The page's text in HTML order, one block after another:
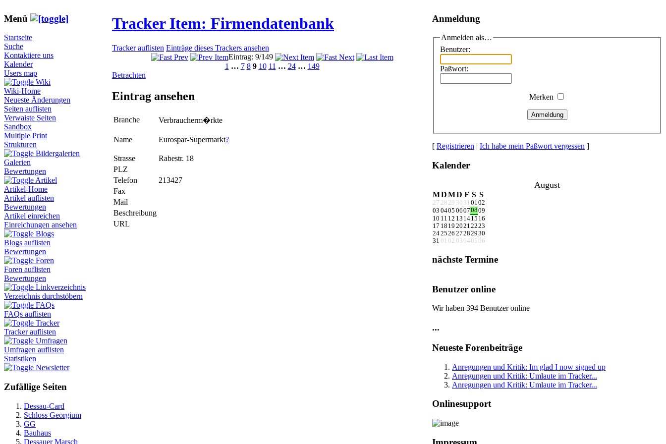
Menü
Startseite
Suche
Kontaktiere uns
Kalender
Users map
Wiki
Wiki-Home
Neueste Änderungen
Seiten auflisten
Verwaiste Seiten
Sandbox
Multiple Print
Strukturen
Bildergalerien
Galerien
Bewertungen
Artikel
Artikel-Home
Artikel auflisten
Bewertungen
Artikel einreichen
Einreichungen ansehen
Blogs
Blogs auflisten
Bewertungen
Foren
Foren auflisten
Bewertungen
Linkverzeichnis
Verzeichnis durchstöbern
FAQs
FAQs auflisten
Tracker
Tracker auflisten
Umfragen
Umfragen auflisten
Statistiken
Newsletter
Zufällige Seiten
Dessau-Card
Schloss Georgium
GG
Bauhaus
Dessauer Marsch
Tracker Item: Firmendatenbank
Tracker auflisten Einträge dieses Trackers ansehen
Eintrag: 9/149
1 … 7 8 9 10 11 … 24 … 149
Betrachten
Eintrag ansehen
Branche Verbraucherm�rkte
Name Eurospar-Supermarkt?
Strasse
Rabestr. 18
PLZ
Telefon
213427
Fax
Mail
Beschreibung
URL
Anmeldung
Anmelden als…
Benutzer:
Paßwort:
Merken
Anmeldung
[ Registrieren | Ich habe mein Paßwort vergessen ]
Kalender
August
MDMD F S S
27 28 29 30 31 0102
03 0405 06070809
10 11 12 13 1415 16
17 18 19 20212223
242526 27282930
31 01 02 03 04 05 06
nächste Termine
Benutzer online
Wir haben 394 Benutzer online
...
Neueste Forenbeiträge
Anregungen und Kritik: Im glad I now signed up
Anregungen und Kritik: Umlaute im Tracker...
Anregungen und Kritik: Umlaute im Tracker...
Onlinesupport